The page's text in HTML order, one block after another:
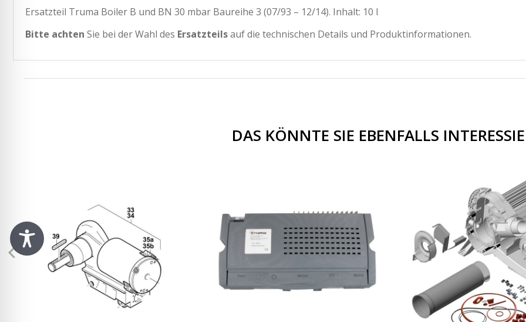
Ersatzteil Truma Boiler B und BN 30 mbar Baureihe 3 (07/93 – 12/14). Inhalt: 10 l
Bitte achten Sie bei der Wahl des Ersatzteilsauf die technischen Details und Produktinformationen.
DAS KÖNNTE SIE EBENFALLS